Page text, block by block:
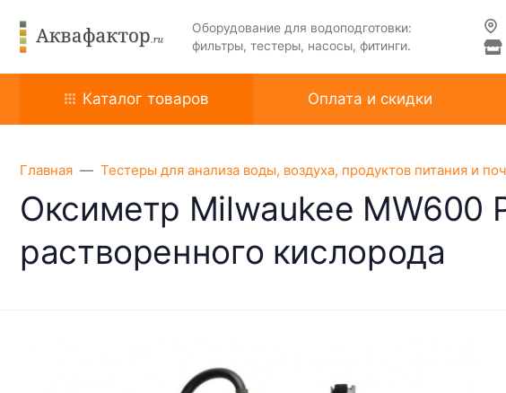
Оборудование для водоподготовки:
фильтры, тестеры, насосы, фитинги.
Каталог товаров Оплата и скидки
Главная Тестеры для анализа воды, воздуха, продуктов питания и
Оксиметр Milwaukee MW600
растворенного кислорода